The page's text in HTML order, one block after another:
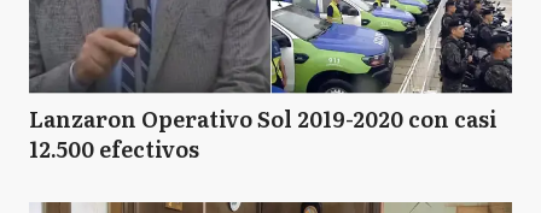
Lanzaron Operativo Sol 2019-2020 con casi
12.500 efectivos